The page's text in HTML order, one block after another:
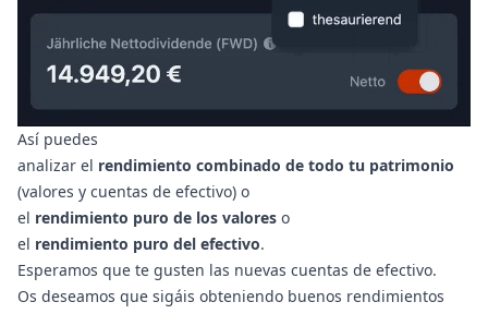
Así puedes
analizar el rendimiento combinado de todo tu patrimonio
(valores y cuentas de efectivo) o
el rendimiento puro de los valores o
el rendimiento puro del efectivo.
Esperamos que te gusten las nuevas cuentas de efectivo.
Os deseamos que sigáis obteniendo buenos rendimientos